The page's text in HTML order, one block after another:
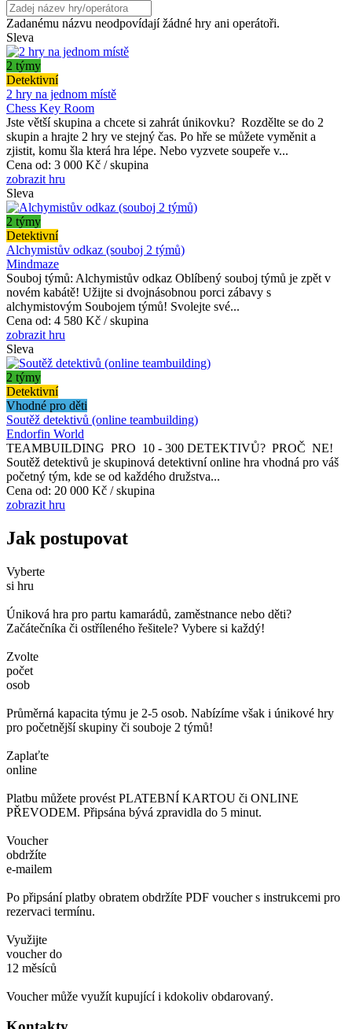
Zadanému názvu neodpovídají žádné hry ani operátoři.
Sleva
2 týmy
Detektivní
2 hry na jednom místě
Chess Key Room
Jste větší skupina a chcete si zahrát únikovku? Rozdělte se do 2
skupin a hrajte 2 hry ve stejný čas. Po hře se můžete vyměnit a
zjistit, komu šla která hra lépe. Nebo vyzvete soupeře v...
Cena od: 3 000 Kč / skupina
zobrazit hru
Sleva
2 týmy
Detektivní
Alchymistův odkaz (souboj 2 týmů)
Mindmaze
Souboj týmů: Alchymistův odkaz Oblíbený souboj týmů je zpět v
novém kabátě! Užijte si dvojnásobnou porci zábavy s
alchymistovým Soubojem týmů! Svolejte své...
Cena od: 4 580 Kč / skupina
zobrazit hru
Sleva
2 týmy
Detektivní
Vhodné pro děti
Soutěž detektivů (online teambuilding)
Endorfin World
TEAMBUILDING PRO 10 - 300 DETEKTIVŮ? PROČ NE!
Soutěž detektivů je skupinová detektivní online hra vhodná pro váš
početný tým, kde se od každého družstva...
Cena od: 20 000 Kč / skupina
zobrazit hru
Jak postupovat
Vyberte
si hru
Úniková hra pro partu kamarádů, zaměstnance nebo děti?
Začátečníka či ostříleného řešitele? Vybere si každý!
Zvolte
počet
osob
Průměrná kapacita týmu je 2-5 osob. Nabízíme však i únikové hry
pro početnější skupiny či souboje 2 týmů!
Zaplaťte
online
Platbu můžete provést PLATEBNÍ KARTOU či ONLINE
PŘEVODEM. Připsána bývá zpravidla do 5 minut.
Voucher
obdržíte
e-mailem
Po připsání platby obratem obdržíte PDF voucher s instrukcemi pro
rezervaci termínu.
Využijte
voucher do
12 měsíců
Voucher může využít kupující i kdokoliv obdarovaný.